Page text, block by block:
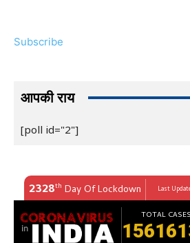
Subscribe
आपकी राय
[poll id="2"]